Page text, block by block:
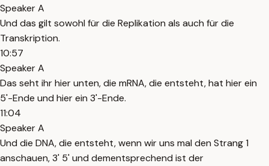
Speaker A
Und das gilt sowohl für die Replikation als auch für die
Transkription.
10:57
Speaker A
Das seht ihr hier unten, die mRNA, die entsteht, hat hier ein
5'-Ende und hier ein 3'-Ende.
11:04
Speaker A
Und die DNA, die entsteht, wenn wir uns mal den Strang 1
anschauen, 3' 5' und dementsprechend ist der